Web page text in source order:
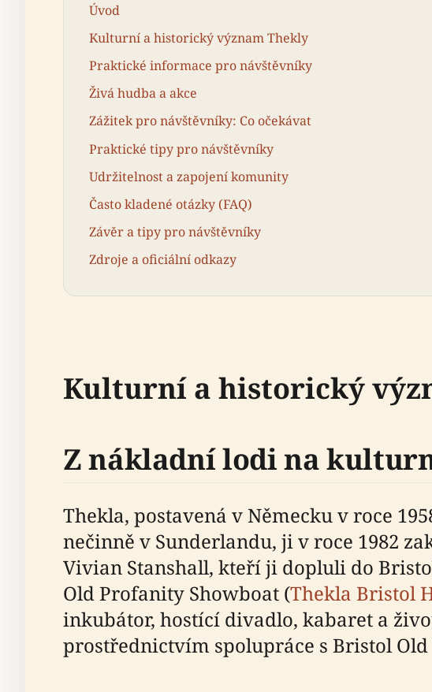
Úvod
Kulturní a historický význam Thekly
Praktické informace pro návštěvníky
Živá hudba a akce
Zážitek pro návštěvníky: Co očekávat
Praktické tipy pro návštěvníky
Udržitelnost a zapojení komunity
Často kladené otázky (FAQ)
Závěr a tipy pro návštěvníky
Zdroje a oficiální odkazy
Kulturní a historický
Z nákladní lodi na
Thekla, postavená v Německu v roce
nečinně v Sunderlandu, ji v roce 1982
Vivian Stanshall, kteří ji dopluli do
Old Profanity Showboat (Thekla Bristol
inkubátor, hostící divadlo, kabaret a
prostřednictvím spolupráce s Bristol Old